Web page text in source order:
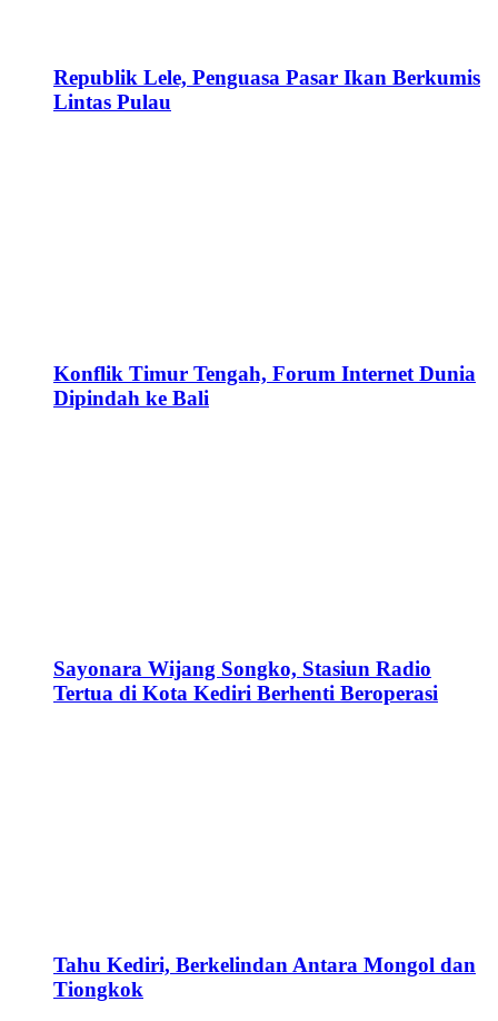
Republik Lele, Penguasa Pasar Ikan Berkumis
Lintas Pulau
Konflik Timur Tengah, Forum Internet Dunia
Dipindah ke Bali
Sayonara Wijang Songko, Stasiun Radio
Tertua di Kota Kediri Berhenti Beroperasi
Tahu Kediri, Berkelindan Antara Mongol dan
Tiongkok